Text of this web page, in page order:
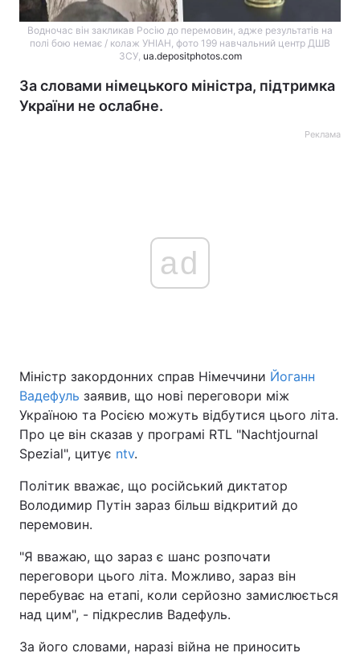
Водночас він закликав Росію до перемовин, адже результатів на
полі бою немає / колаж УНІАН, фото 199 навчальний центр ДШВ
ЗСУ, ua.depositphotos.com
За словами німецького міністра, підтримка
України не ослабне.
Реклама
ad
Міністр закордонних справ Німеччини Йоганн
Вадефуль заявив, що нові переговори між
Україною та Росією можуть відбутися цього літа.
Про це він сказав у програмі RTL "Nachtjournal
Spezial", цитує ntv.
Політик вважає, що російський диктатор
Володимир Путін зараз більш відкритий до
перемовин.
"Я вважаю, що зараз є шанс розпочати
переговори цього літа. Можливо, зараз він
перебуває на етапі, коли серйозно замислюється
над цим", - підкреслив Вадефуль.
За його словами, наразі війна не приносить